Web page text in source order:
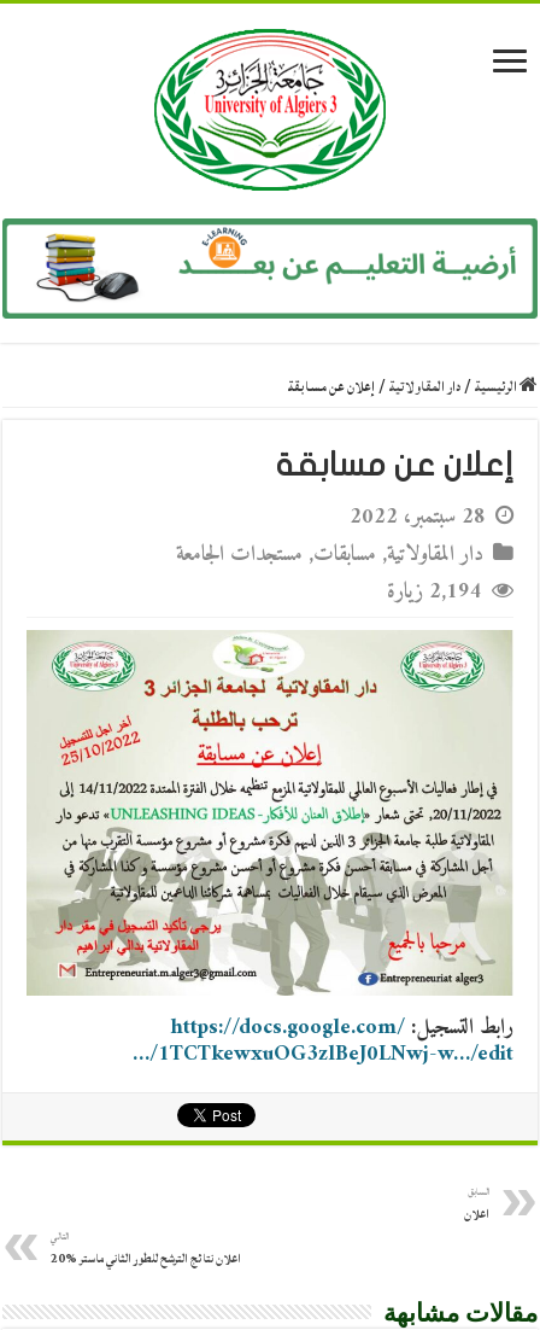
الرئيسية/دار المقاولاتية/إعلان عن مسابقة
إعلان عن مسابقة
28 سبتمبر، 2022
دار المقاولاتية, مسابقات, مستجدات الجامعة
2,194 زيارة
رابط التسجيل:https://docs.google.com/
…/1TCTkewxuOG3zlBeJ0LNwj-w…/edit
السابق
اعلان
التالي
اعلان نتائج الترشح للطور الثاني ماستر %20
مقالات مشابهة